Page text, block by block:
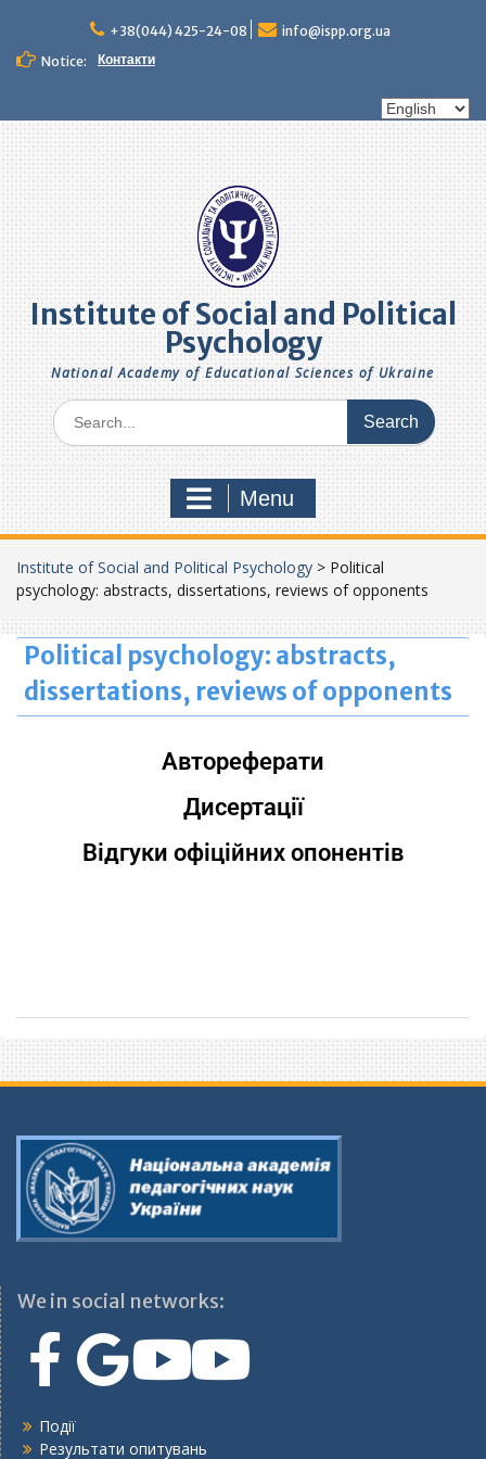
+38(044) 425-24-08
info@ispp.org.ua
Notice:
Контакти
Institute of Social and Political
Psychology
National Academy of Educational Sciences of Ukraine
Menu
Institute of Social and Political Psychology > Political
psychology: abstracts, dissertations, reviews of opponents
Political psychology: abstracts,
dissertations, reviews of opponents
Автореферати
Дисертації
Відгуки офіційних опонентів
We in social networks:
Події
Результати опитувань